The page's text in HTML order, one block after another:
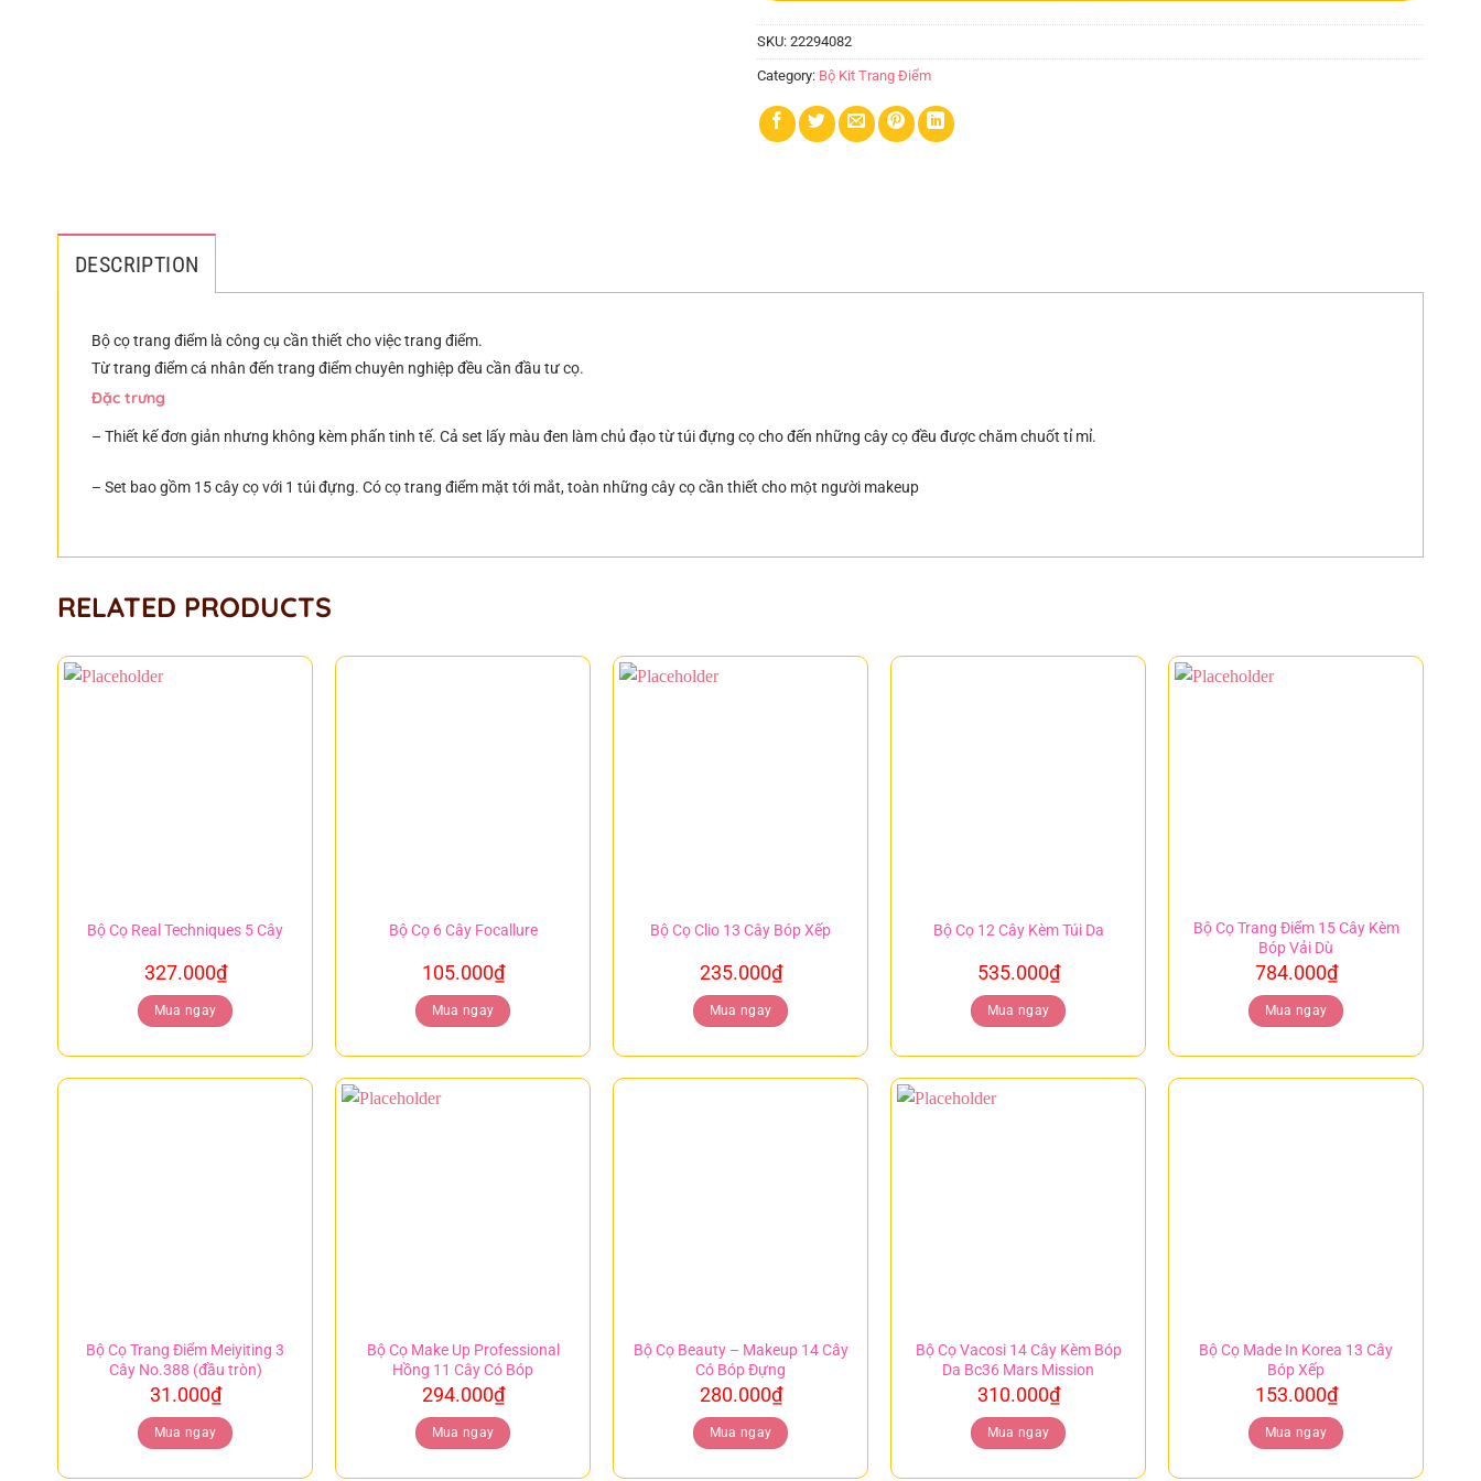
SKU: 22294082
Category: Bộ Kit Trang Điểm
DESCRIPTION
Bộ cọ trang điểm là công cụ cần thiết cho việc trang điểm.
Từ trang điểm cá nhân đến trang điểm chuyên nghiệp đều cần đầu tư cọ.
Đặc trưng
– Thiết kế đơn giản nhưng không kèm phấn tinh tế. Cả set lấy màu đen làm chủ đạo từ túi đựng cọ cho đến những cây cọ đều được chăm chuốt tỉ mỉ.
– Set bao gồm 15 cây cọ với 1 túi đựng. Có cọ trang điểm mặt tới mắt, toàn những cây cọ cần thiết cho một người makeup
RELATED PRODUCTS
Bộ Cọ Real Techniques 5 Cây
327.000₫
Mua ngay
Bộ Cọ 6 Cây Focallure
105.000₫
Mua ngay
Bộ Cọ Clio 13 Cây Bóp Xếp
235.000₫
Mua ngay
Bộ Cọ 12 Cây Kèm Túi Da
535.000₫
Mua ngay
Bộ Cọ Trang Điểm 15 Cây Kèm
Bóp Vải Dù
784.000₫
Mua ngay
Bộ Cọ Trang Điểm Meiyiting 3
Cây No.388 (đầu tròn)
31.000₫
Mua ngay
Bộ Cọ Make Up Professional
Hồng 11 Cây Có Bóp
294.000₫
Mua ngay
Bộ Cọ Beauty – Makeup 14 Cây
Có Bóp Đựng
280.000₫
Mua ngay
Bộ Cọ Vacosi 14 Cây Kèm Bóp
Da Bc36 Mars Mission
310.000₫
Mua ngay
Bộ Cọ Made In Korea 13 Cây
Bóp Xếp
153.000₫
Mua ngay